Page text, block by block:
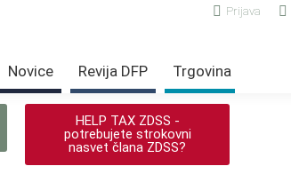
Prijava
Novice Revija DFP Trgovina
HELP TAX ZDSS -
potrebujete strokovni
nasvet člana ZDSS?